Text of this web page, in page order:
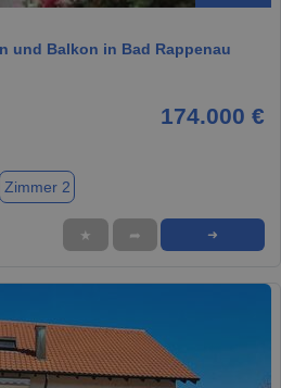
und Balkon in Bad Rappenau
174.000 €
Zimmer 2
★ ➦ ➜